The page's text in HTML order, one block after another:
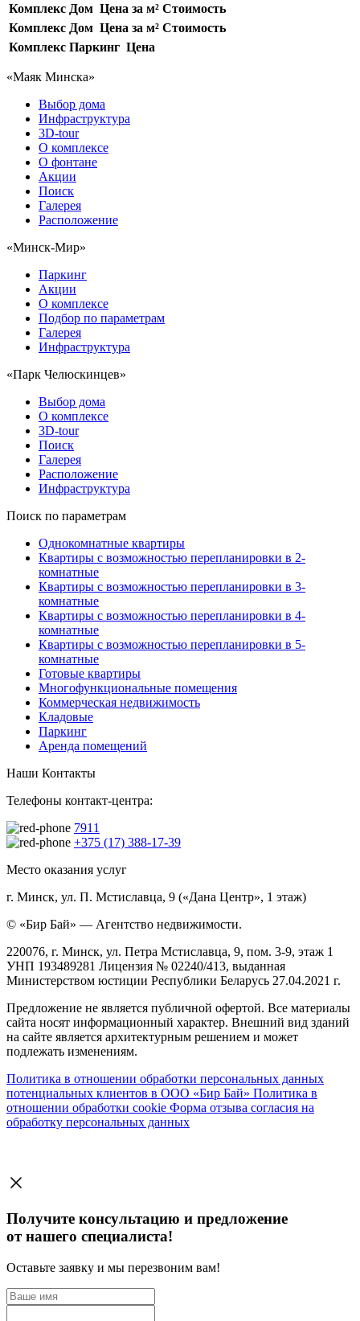
Комплекс Дом Цена за м² Стоимость
Комплекс Дом Цена за м² Стоимость
Комплекс Паркинг Цена
«Маяк Минска»
Выбор дома
Инфраструктура
3D-tour
О комплексе
О фонтане
Акции
Поиск
Галерея
Расположение
«Минск-Мир»
Паркинг
Акции
О комплексе
Подбор по параметрам
Галерея
Инфраструктура
«Парк Челюскинцев»
Выбор дома
О комплексе
3D-tour
Поиск
Галерея
Расположение
Инфраструктура
Поиск по параметрам
Однокомнатные квартиры
Квартиры с возможностью перепланировки в 2-
комнатные
Квартиры с возможностью перепланировки в 3-
комнатные
Квартиры с возможностью перепланировки в 4-
комнатные
Квартиры с возможностью перепланировки в 5-
комнатные
Готовые квартиры
Многофункциональные помещения
Коммерческая недвижимость
Кладовые
Паркинг
Аренда помещений
Наши Контакты
Телефоны контакт-центра:
7911
+375 (17) 388-17-39
Место оказания услуг
г. Минск, ул. П. Мстиславца, 9 («Дана Центр», 1 этаж)
© «Бир Бай» — Агентство недвижимости.
220076, г. Минск, ул. Петра Мстиславца, 9, пом. 3-9, этаж 1
УНП 193489281 Лицензия № 02240/413, выданная
Министерством юстиции Республики Беларусь 27.04.2021 г.
Предложение не является публичной офертой. Все материалы
сайта носят информационный характер. Внешний вид зданий
на сайте является архитектурным решением и может
подлежать изменениям.
Политика в отношении обработки персональных данных
потенциальных клиентов в ООО «Бир Бай» Политика в
отношении обработки cookie Форма отзыва согласия на
обработку персональных данных
Получите консультацию и предложение
от нашего специалиста!
Оставьте заявку и мы перезвоним вам!